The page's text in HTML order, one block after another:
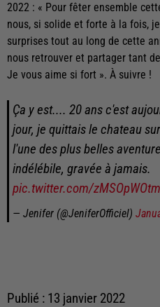
2022 : « Pour fêter ensemble
nous, si solide et forte à la fois,
surprises tout au long de cette
nous retrouver et partager tant
Je vous aime si fort ». À suivre !
Ça y est.... 20 ans c'est
jour, je quittais le chateau
l'une des plus belles
indélébile, gravée à jamais.
pic.twitter.com/
— Jenifer (@JeniferOfficiel)
Publié : 13 janvier 2022